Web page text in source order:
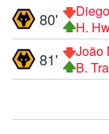
H.
80'
João
B.
81'